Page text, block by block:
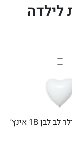
בלון
לב
18
אינץ׳
לבן 18 אינץ׳